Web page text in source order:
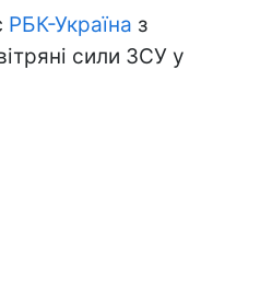
РБК-Україна з
сили ЗСУ у